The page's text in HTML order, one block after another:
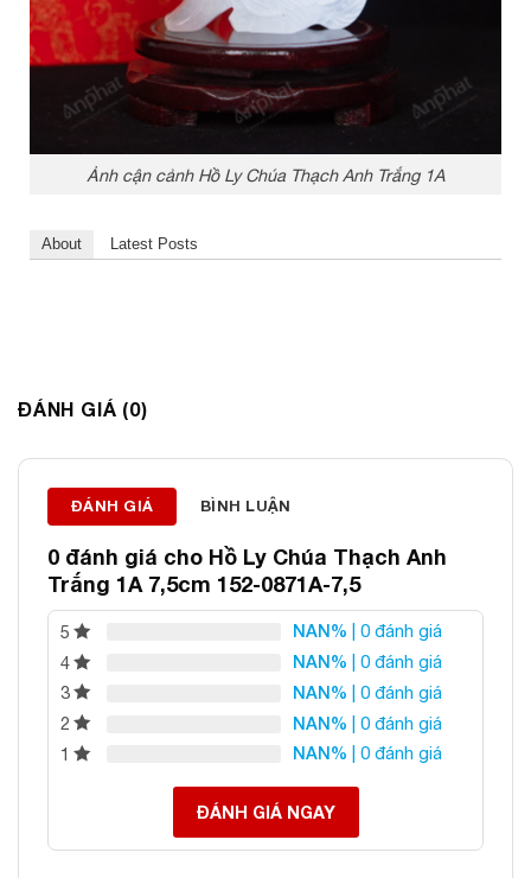
Ảnh cận cảnh Hồ Ly Chúa Thạch Anh Trắng 1A
About Latest Posts
ĐÁ PHONG THỦY AN PHÁT – LỰA CHỌN SỐ 1 VỀ ĐÁ
Địa chỉ: 60/69 Bùi Huy Bích, Hoàng Mai, Hà Nội
Điện thoại: 0982 627 166
Email:
daphongthuyanphat@gmail.com
ĐÁNH GIÁ (0)
ĐÁNH GIÁ BÌNH LUẬN
0 đánh giá cho Hồ Ly Chúa Thạch Anh
Trắng 1A 7,5cm 152-0871A-7,5
5 NAN% | 0 đánh giá
4
NAN% | 0 đánh giá
3
NAN% | 0 đánh giá
2
NAN% | 0 đánh giá
1
NAN% | 0 đánh giá
ĐÁNH GIÁ NGAY